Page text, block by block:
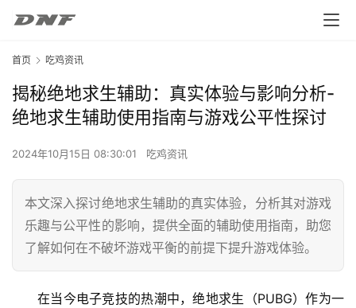
首页 吃鸡资讯
揭秘绝地求生辅助：真实体验与影响分析-
绝地求生辅助使用指南与游戏公平性探讨
2024年10月15日 08:30:01 吃鸡资讯
本文深入探讨绝地求生辅助的真实体验，分析其对游戏
乐趣与公平性的影响，提供全面的辅助使用指南，助您
了解如何在不破坏游戏平衡的前提下提升游戏体验。
在当今电子竞技的热潮中，绝地求生（PUBG）作为一